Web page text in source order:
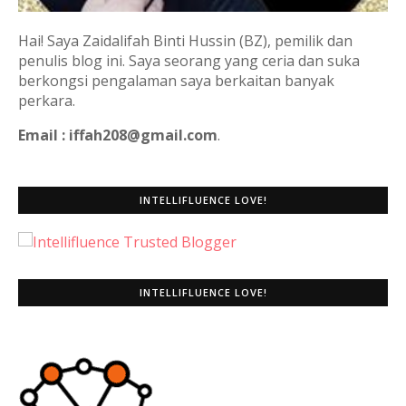
Hai! Saya Zaidalifah Binti Hussin (BZ), pemilik dan
penulis blog ini. Saya seorang yang ceria dan suka
berkongsi pengalaman saya berkaitan banyak
perkara.
Email : iffah208@gmail.com.
INTELLIFLUENCE LOVE!
INTELLIFLUENCE LOVE!